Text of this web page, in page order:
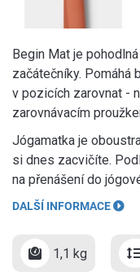
Begin Mat je
začátečníky. Pomáhá
v pozicích zarovnat -
zarovnávacím
Jógamatka je
si dnes zacvičíte.
na přenášení do
DALŠÍ INFORMACE
1,1 kg